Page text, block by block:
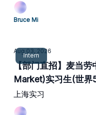
Bruce Mi
Intern
Aug 03, 2026
【部门直招】麦当
Market)实习生(世界
金量极高)
上海实习